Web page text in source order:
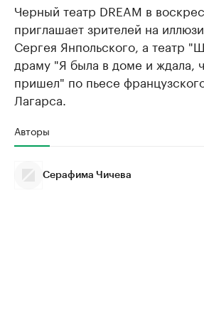
Черный театр DREAM в
приглашает зрителей на
Сергея Янпольского, а театр
драму "Я была в доме и ждала,
пришел" по пьесе
Лагарса.
Авторы
Серафима Чичева